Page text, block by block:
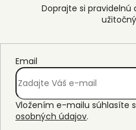
Email
Vložením e-mailu súhlasíte s
osobných údajov.